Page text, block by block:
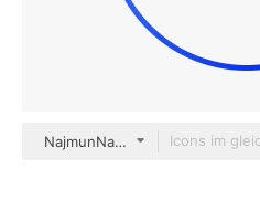
NajmunNahar gradient outline